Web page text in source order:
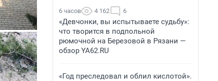
6 часов 4 162 6
«Девчонки, вы испытываете судьбу»:
что творится в подпольной
рюмочной на Березовой в Рязани —
обзор YA62.RU
«Год преследовал и облил кислотой».